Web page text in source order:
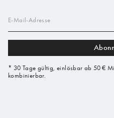
E-Mail-Adresse
* 30 Tage gültig, einlösbar ab 50 €
kombinierbar.